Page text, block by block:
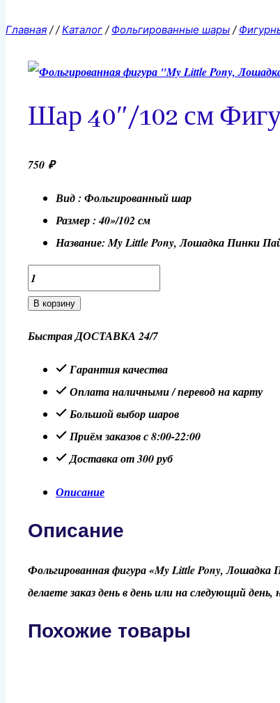
Главная / / Каталог / Фольгированные шары /
Шар 40″/102 см
750 ₽
Вид : Фольгированный шар
Размер : 40»/102 см
Название: My Little Pony, Лошадка Пинки
Количество
товара
40"/102
Фигура
"My
Little
Pony,
Пинки
Пай"
В корзину
Быстрая ДОСТАВКА 24/7
Гарантия качества
Оплата наличными / перевод на карту
Большой выбор шаров
Приём заказов с 8:00-22:00
Доставка от 300 руб
Описание
Описание
Фольгированная фигура «My Little Pony,
делаете заказ день в день или на следующий
Похожие товары